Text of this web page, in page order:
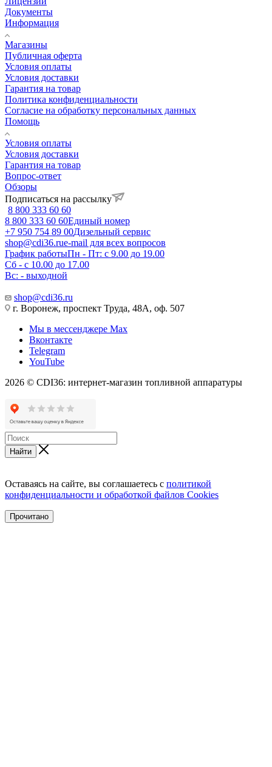
Документы
Информация
Магазины
Публичная оферта
Условия оплаты
Условия доставки
Гарантия на товар
Политика конфиденциальности
Согласие на обработку персональных данных
Помощь
Условия оплаты
Условия доставки
Гарантия на товар
Вопрос-ответ
Обзоры
Подписаться на рассылку
8 800 333 60 60
8 800 333 60 60Единый номер
+7 950 754 89 00Дизельный сервис
shop@cdi36.rue-mail для всех вопросов
График работыПн - Пт: с 9.00 до 19.00
Сб - с 10.00 до 17.00
Вс: - выходной
shop@cdi36.ru
г. Воронеж, проспект Труда, 48А, оф. 507
Мы в мессенджере Max
Вконтакте
Telegram
YouTube
2026 © CDI36: интернет-магазин топливной аппаратуры
Найти
Оставаясь на сайте, вы соглашаетесь с политикой
конфиденциальности и обработкой файлов Cookies
Прочитано